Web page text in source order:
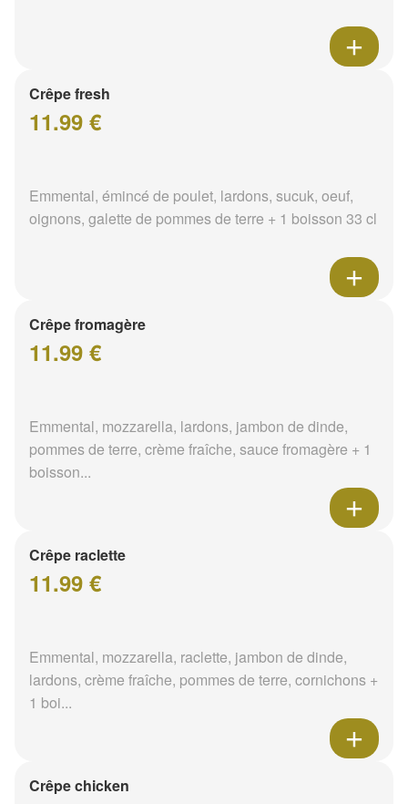
Crêpe fresh
11.99 €
Emmental, émincé de poulet, lardons, sucuk, oeuf,
oignons, galette de pommes de terre + 1 boisson 33 cl
Crêpe fromagère
11.99 €
Emmental, mozzarella, lardons, jambon de dinde,
pommes de terre, crème fraîche, sauce fromagère + 1
boisson...
Crêpe raclette
11.99 €
Emmental, mozzarella, raclette, jambon de dinde,
lardons, crème fraîche, pommes de terre, cornichons +
1 boi...
Crêpe chicken